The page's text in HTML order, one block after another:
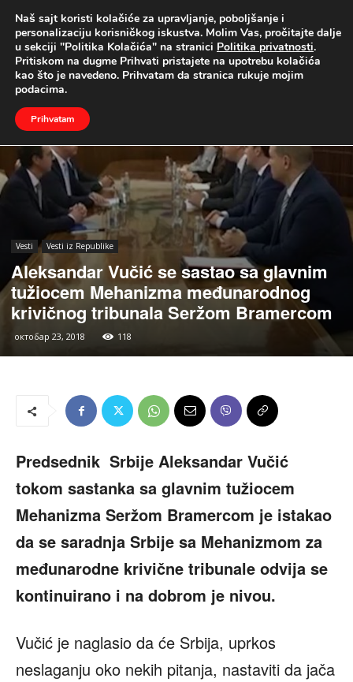
UŽIVO
Naslovna Vesti Vesti iz Republike
Vesti Vesti iz Republike
Aleksandar Vučić se sastao sa glavnim
tužiocem Mehanizma međunarodnog
krivičnog tribunala Seržom Bramercom
октобар 23, 2018 118
Predsednik Srbije Aleksandar Vučić
tokom sastanka sa glavnim tužiocem
Mehanizma Seržom Bramercom je istakao
da se saradnja Srbije sa Mehanizmom za
međunarodne krivične tribunale odvija se
kontinuirano i na dobrom je nivou.
Vučić je naglasio da će Srbija, uprkos
neslaganju oko nekih pitanja, nastaviti da jača
Naš sajt koristi kolačiće za upravljanje, poboljšanje i
personalizaciju korisničkog iskustva. Molim Vas, pročitajte dalje
u sekciji "Politika Kolačića" na stranici Politika privatnosti.
Pritiskom na dugme Prihvati pristajete na upotrebu kolačića
kao što je navedeno. Prihvatam da stranica rukuje mojim
podacima.
Prihvatam